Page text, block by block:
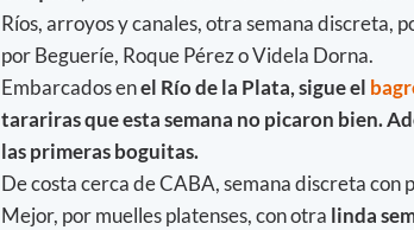
Ríos, arroyos y canales, otra semana discreta,
por Begueríe, Roque Pérez o Videla Dorna.
Embarcados enel Río de la Plata, sigue el
tarariras que esta semana no picaron bien.
las primeras boguitas.
De costa cerca de CABA, semana discreta con
Mejor, por muelles platenses, con otra linda